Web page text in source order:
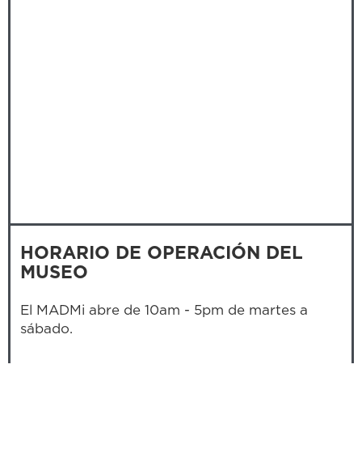
HORARIO DE OPERACIÓN DEL
MUSEO
El MADMi abre de 10am - 5pm de martes a
sábado.